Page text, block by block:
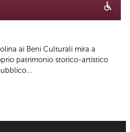
ai Beni Culturali mira a
patrimonio storico-artistico